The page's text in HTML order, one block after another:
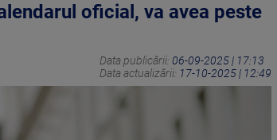
oficial, va avea peste
Data publicării: 06-09-2025 | 17:13
Data actualizării: 17-10-2025 | 12:49